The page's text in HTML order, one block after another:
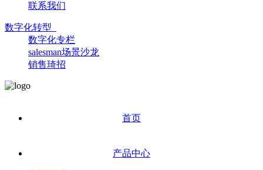
联系我们
数字化转型
数字化专栏
salesman场景沙龙
销售琦招
首页
产品中心